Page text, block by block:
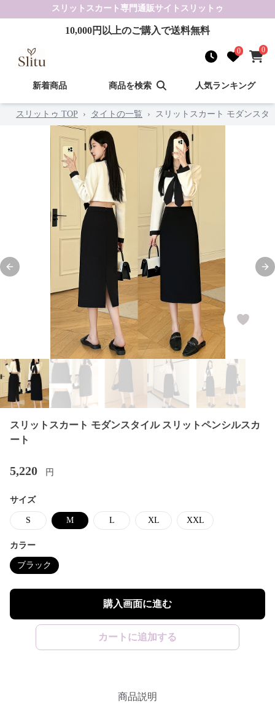
スリットスカート 専門通販サイト スリットゥ
10,000円以上のご購入で送料無料
0 0
新着商品 商品を検索 人気ランキング
スリットゥ TOP › タイトの一覧 › スリットスカート モダンスタ
Previous slide
スリットスカート モダンスタイル スリットペンシルスカ
ート
5,220 円
サイズ
S M L XL XXL
カラー
ブラック
購入画面に進む
カートに追加する
商品説明